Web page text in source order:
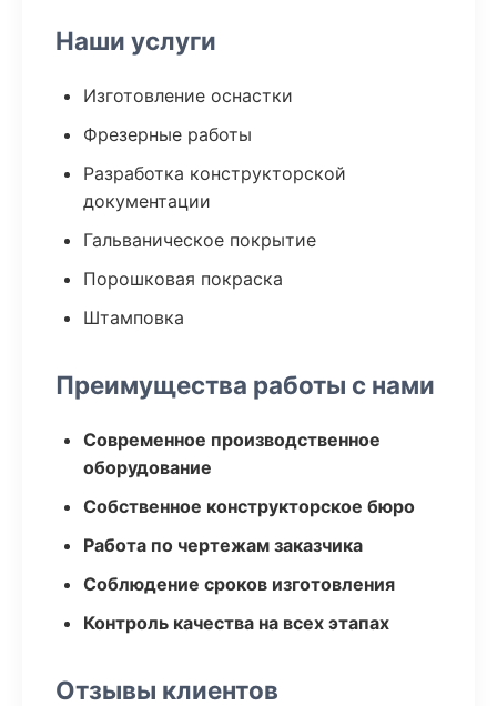
Наши услуги
Изготовление оснастки
Фрезерные работы
Разработка конструкторской
документации
Гальваническое покрытие
Порошковая покраска
Штамповка
Преимущества работы с нами
Современное производственное
оборудование
Собственное конструкторское бюро
Работа по чертежам заказчика
Соблюдение сроков изготовления
Контроль качества на всех этапах
Отзывы клиентов